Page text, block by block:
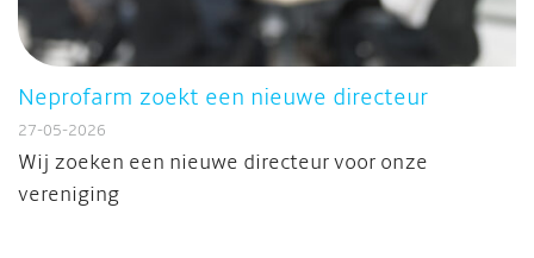
Neprofarm zoekt een nieuwe directeur
27-05-2026
Wij zoeken een nieuwe directeur voor onze
vereniging